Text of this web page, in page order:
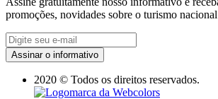
promoções, novidades sobre o turismo
Assinar o informativo
2020 © Todos os direitos reservados.